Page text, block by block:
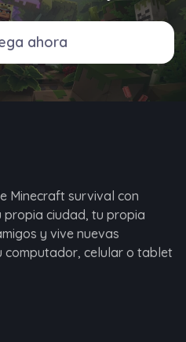
ahora
Minecraft survival con
propia ciudad, tu propia
y vive nuevas
computador, celular o tablet